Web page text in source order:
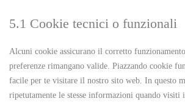
5.1 Cookie tecnici o funzionali
Alcuni cookie assicurano il corretto
preferenze rimangano valide. Piazzando cookie
facile per te visitare il nostro sito web. In questo
ripetutamente le stesse informazioni quando visiti